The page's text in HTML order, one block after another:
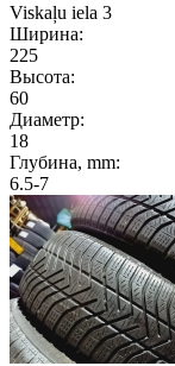
Viskaļu iela 3
Ширина:
225
Высота:
60
Диаметр:
18
Глубина, mm:
6.5-7